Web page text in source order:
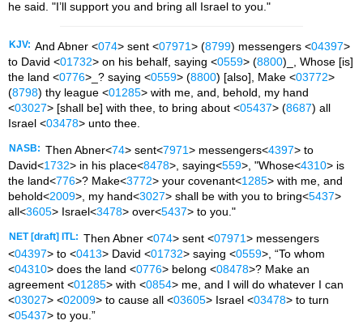
he said. "I’ll support you and bring all Israel to you."
KJV: And Abner <074> sent <07971> (8799) messengers <04397>
to David <01732> on his behalf, saying <0559> (8800)_, Whose [is]
the land <0776>_? saying <0559> (8800) [also], Make <03772>
(8798) thy league <01285> with me, and, behold, my hand
<03027> [shall be] with thee, to bring about <05437> (8687) all
Israel <03478> unto thee.
NASB: Then Abner<74> sent<7971> messengers<4397> to
David<1732> in his place<8478>, saying<559>, "Whose<4310> is
the land<776>? Make<3772> your covenant<1285> with me, and
behold<2009>, my hand<3027> shall be with you to bring<5437>
all<3605> Israel<3478> over<5437> to you."
NET [draft] ITL: Then Abner <074> sent <07971> messengers
<04397> to <0413> David <01732> saying <0559>, “To whom
<04310> does the land <0776> belong <08478>? Make an
agreement <01285> with <0854> me, and I will do whatever I can
<03027> <02009> to cause all <03605> Israel <03478> to turn
<05437> to you.”